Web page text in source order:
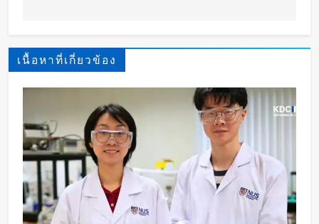
เนื้อหาที่เกี่ยวข้อง